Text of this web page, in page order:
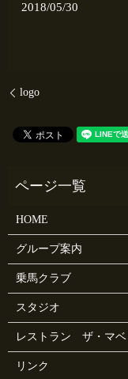
2018/05/30
logo
HOME
グループ案内
乗馬クラブ
スタジオ
レストラン ザ・マベ
リンク